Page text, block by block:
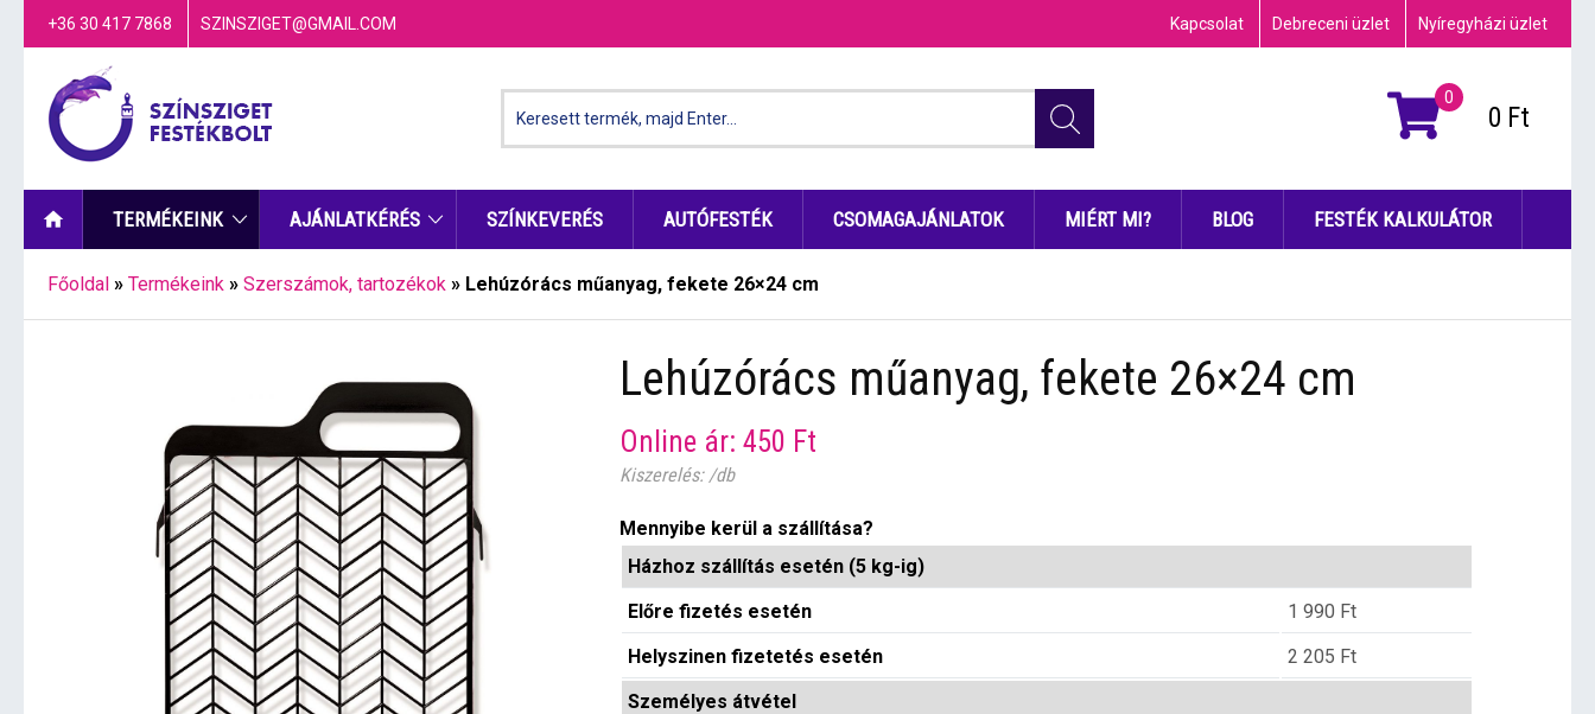
+36 30 417 7868 SZINSZIGET@GMAIL.COM Kapcsolat Debreceni üzlet Nyíregyházi üzlet
0
0 Ft
TERMÉKEINK AJÁNLATKÉRÉS SZÍNKEVERÉS AUTÓFESTÉK CSOMAGAJÁNLATOK MIÉRT MI? BLOG FESTÉK KALKULÁTOR
Főoldal » Termékeink » Szerszámok, tartozékok » Lehúzórács műanyag, fekete 26×24 cm
Lehúzórács műanyag, fekete 26×24 cm
Online ár: 450 Ft
Kiszerelés: /db
Mennyibe kerül a szállítása?
Házhoz szállítás esetén (5 kg-ig)
Előre fizetés esetén
1 990 Ft
Helyszinen fizetetés esetén
2 205 Ft
Személyes átvétel